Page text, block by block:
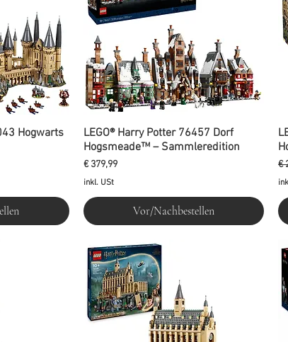
Hogwarts
LEGO® Harry Potter 76457 Dorf
Hogsmeade™ – Sammleredition
Preis
€ 379,99
inkl. USt
Vor/Nachbestellen
€